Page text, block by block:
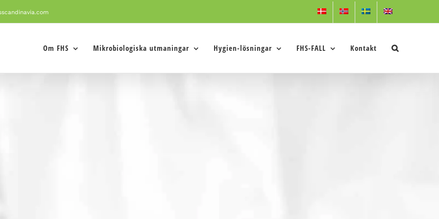
Om FHS Mikrobiologiska utmaningar Hygien-lösningar FHS-FALL Kontakt
skolor, vårdhem etc.